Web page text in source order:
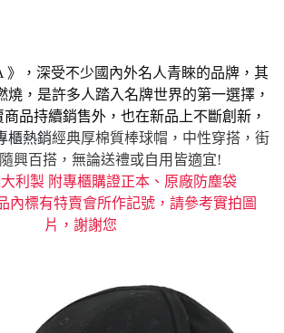
》，深受不少國內外名人青睞的品牌，其
燒，是許多人踏入名牌世界的第一選擇，
品持續銷售外，也在新品上不斷創新，
櫃熱銷經典厚棉質棒球帽，中性穿搭，街
興百搭，無論送禮或自用皆適宜!
利製 附專櫃購證正本、原廠防塵袋
內標有特賣會所作記號，請參考實拍圖
片，謝謝您